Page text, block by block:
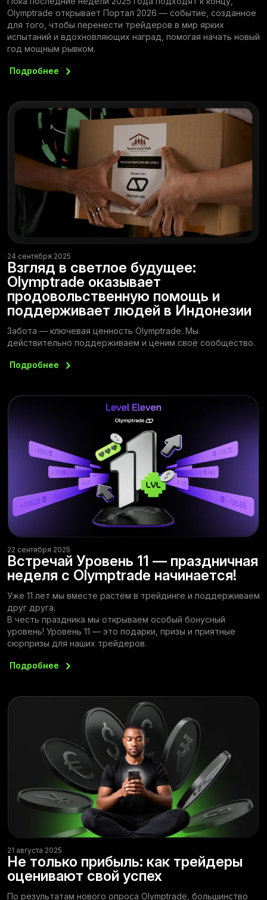
Olymptrade открывает Портал 2026 — событие, созданное
для того, чтобы перенести трейдеров в мир ярких
испытаний и вдохновляющих наград, помогая начать новый
год мощным рывком.
Подробнее
24 сентября 2025
Взгляд в светлое будущее:
Olymptrade оказывает
продовольственную помощь и
поддерживает людей в Индонезии
Забота — ключевая ценность Olymptrade. Мы
действительно поддерживаем и ценим своё сообщество.
Подробнее
22 сентября 2025
Встречай Уровень 11 — праздничная
неделя с Olymptrade начинается!
Уже 11 лет мы вместе растём в трейдинге и поддерживаем
друг друга.
В честь праздника мы открываем особый бонусный
уровень! Уровень 11 — это подарки, призы и приятные
сюрпризы для наших трейдеров.
Подробнее
21 августа 2025
Не только прибыль: как трейдеры
оценивают свой успех
По результатам нового опроса Olymptrade, большинство